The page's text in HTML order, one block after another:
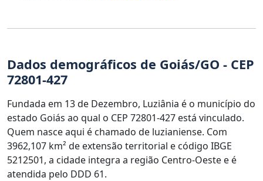
Dados demográficos de Goiás/GO - CEP
72801-427
Fundada em 13 de Dezembro, Luziânia é o município do
estado Goiás ao qual o CEP 72801-427 está vinculado.
Quem nasce aqui é chamado de luzianiense. Com
3962,107 km² de extensão territorial e código IBGE
5212501, a cidade integra a região Centro-Oeste e é
atendida pelo DDD 61.